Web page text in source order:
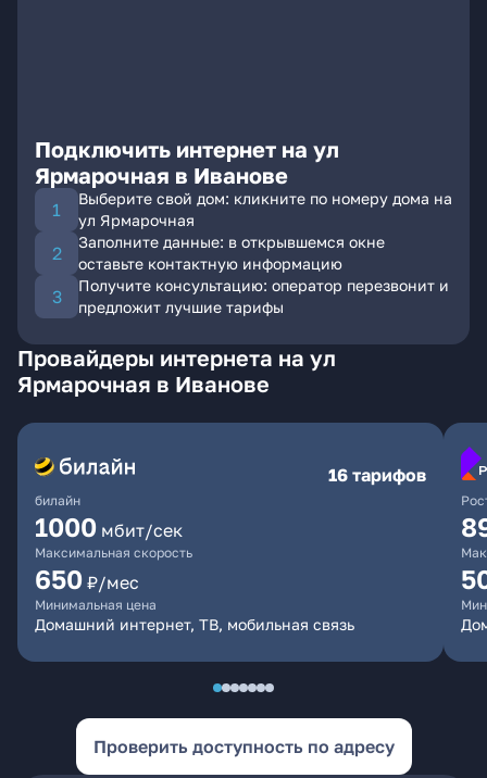
Подключить интернет на ул
Ярмарочная в Иванове
Выберите свой дом: кликните по номеру дома на
ул Ярмарочная
Заполните данные: в открывшемся окне
оставьте контактную информацию
Получите консультацию: оператор перезвонит и
предложит лучшие тарифы
Провайдеры интернета на ул
Ярмарочная в Иванове
билайн
16 тарифов
1000 мбит/сек
Максимальная скорость
650 ₽/мес
Минимальная цена
Домашний интернет, ТВ, мобильная связь
Проверить доступность по адресу